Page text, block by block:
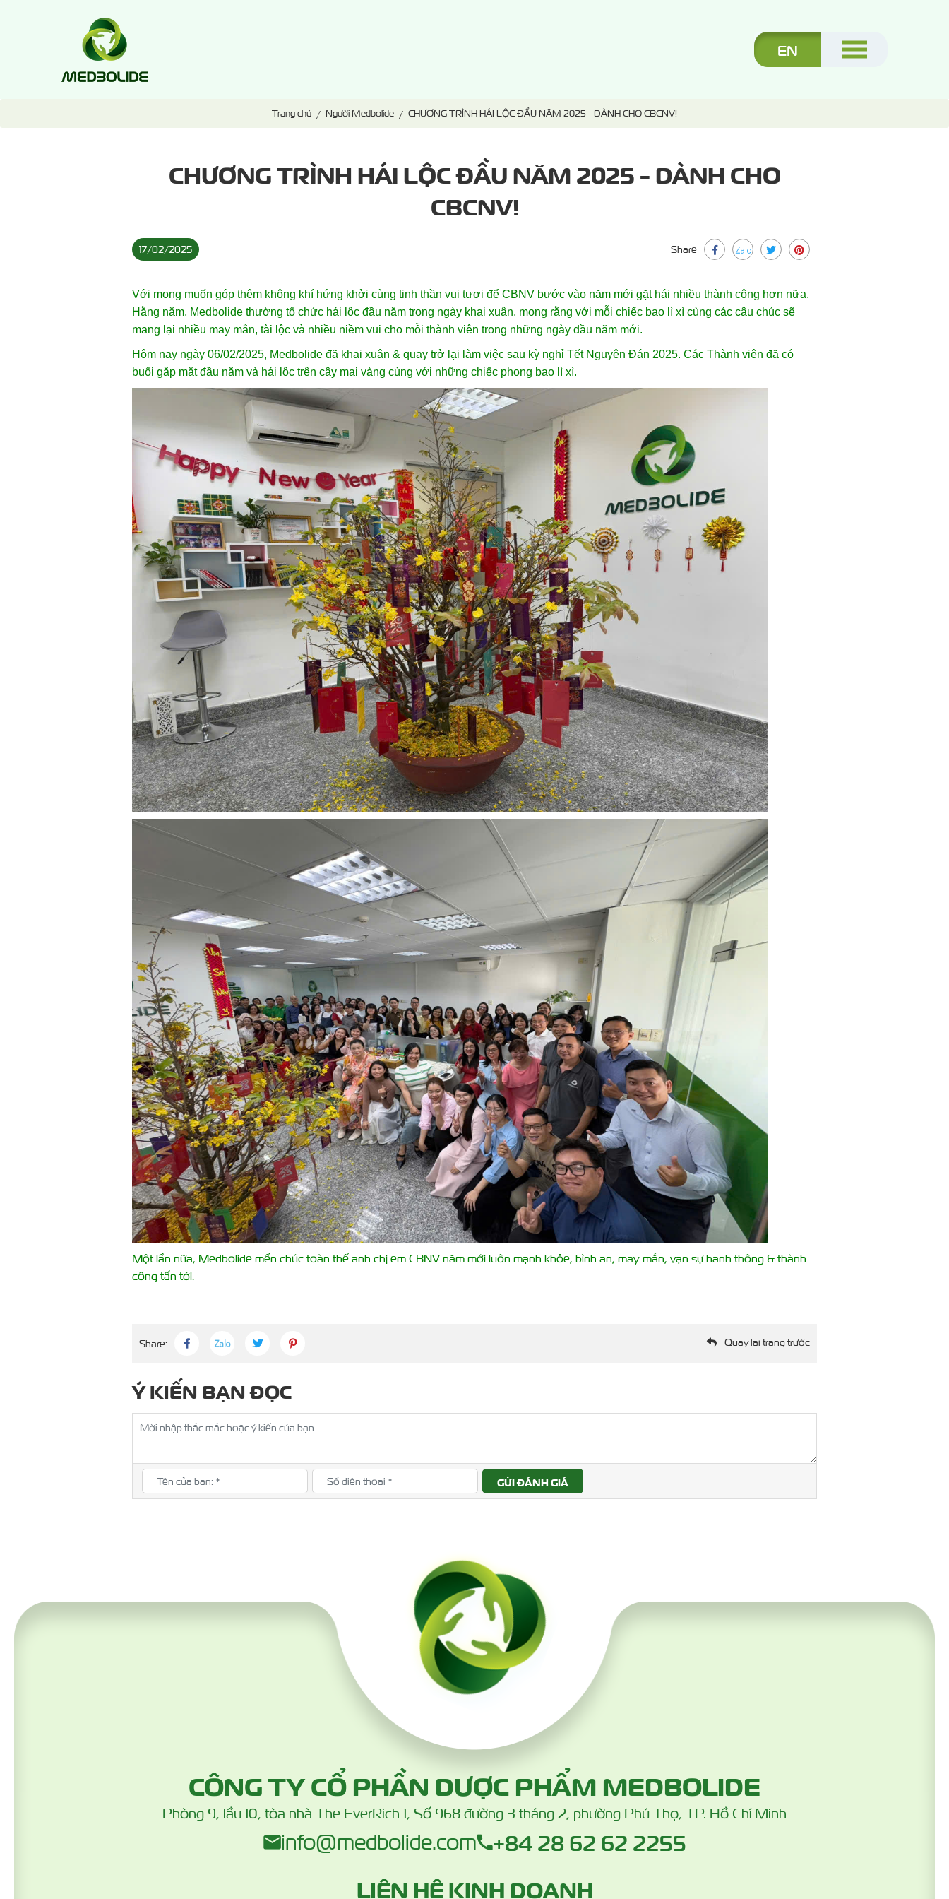
EN
Trang chủ Người Medbolide CHƯƠNG TRÌNH HÁI LỘC ĐẦU NĂM 2025 - DÀNH CHO CBCNV!
CHƯƠNG TRÌNH HÁI LỘC ĐẦU NĂM 2025 - DÀNH CHO
CBCNV!
17/02/2025 Share
Với mong muốn góp thêm không khí hứng khởi cùng tinh thần vui tươi để CBNV bước vào năm mới gặt hái nhiều thành công hơn nữa.
Hằng năm, Medbolide thường tổ chức hái lộc đầu năm trong ngày khai xuân, mong rằng với mỗi chiếc bao lì xì cùng các câu chúc sẽ
mang lại nhiều may mắn, tài lộc và nhiều niềm vui cho mỗi thành viên trong những ngày đầu năm mới.
Hôm nay ngày 06/02/2025, Medbolide đã khai xuân & quay trở lại làm việc sau kỳ nghỉ Tết Nguyên Đán 2025. Các Thành viên đã có
buổi gặp mặt đầu năm và hái lộc trên cây mai vàng cùng với những chiếc phong bao lì xì.
Một lần nữa, Medbolide mến chúc toàn thể anh chị em CBNV năm mới luôn mạnh khỏe, bình an, may mắn, vạn sự hanh thông & thành
công tấn tới.
Share: Quay lại trang trước
Ý KIẾN BẠN ĐỌC
GỬI ĐÁNH GIÁ
CÔNG TY CỔ PHẦN DƯỢC PHẨM MEDBOLIDE
Phòng 9, lầu 10, tòa nhà The EverRich 1, Số 968 đường 3 tháng 2, phường Phú Thọ, TP. Hồ Chí Minh
info@medbolide.com +84 28 62 62 2255
LIÊN HỆ KINH DOANH